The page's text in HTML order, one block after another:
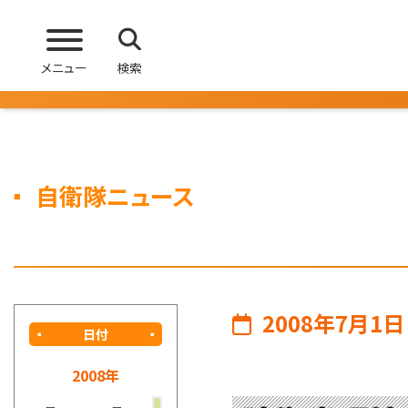
メニュー 検索
自衛隊ニュース
日付
2008年
2008年7月1日